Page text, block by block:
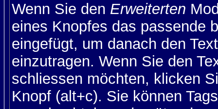
Wenn Sie den Erweiterten
eines Knopfes das passende
eingefügt, um danach den
einzutragen. Wenn Sie den
schliessen möchten, klicken
Knopf (alt+c). Sie können